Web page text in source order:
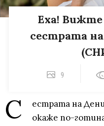
Еха! Вижте
сестрата
9
С
естрата на
окаже по-